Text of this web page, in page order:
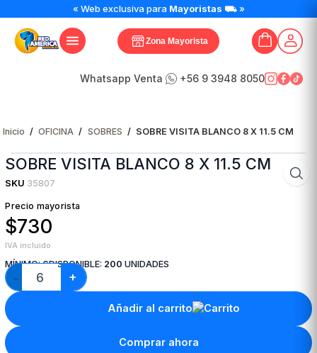
« Web exclusiva para Mayoristas ⛟ »
Zona Mayorista
Whatsapp Venta +56 9 3948 8050
Inicio / OFICINA / SOBRES / SOBRE VISITA BLANCO 8 X 11.5 CM
SOBRE VISITA BLANCO 8 X 11.5 CM
SKU 35807
Precio mayorista
$730
IVA incluido
MÍNIMO:6DISPONIBLE: 200 UNIDADES
−
VISITA
BLANCO
8
+
Añadir al carrito
Comprar ahora